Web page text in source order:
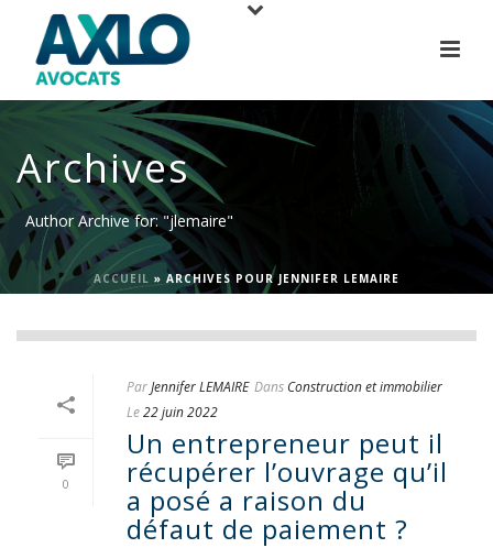
Archives
Author Archive for: "jlemaire"
ACCUEIL » ARCHIVES POUR JENNIFER LEMAIRE
0
ParJennifer LEMAIRE Dans Construction et immobilier
Le22 juin 2022
Un entrepreneur peut il
récupérer l’ouvrage qu’il
a posé a raison du
défaut de paiement ?